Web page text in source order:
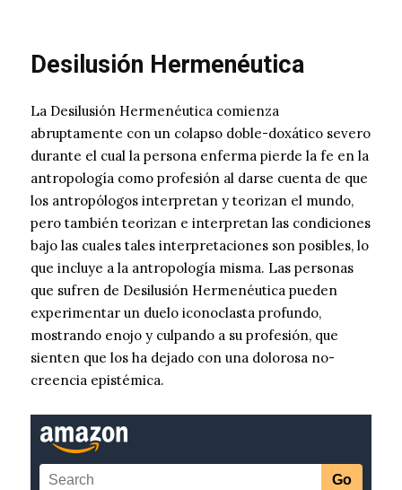
Desilusión Hermenéutica
La Desilusión Hermenéutica comienza
abruptamente con un colapso doble-doxático severo
durante el cual la persona enferma pierde la fe en la
antropología como profesión al darse cuenta de que
los antropólogos interpretan y teorizan el mundo,
pero también teorizan e interpretan las condiciones
bajo las cuales tales interpretaciones son posibles, lo
que incluye a la antropología misma. Las personas
que sufren de Desilusión Hermenéutica pueden
experimentar un duelo iconoclasta profundo,
mostrando enojo y culpando a su profesión, que
sienten que los ha dejado con una dolorosa no-
creencia epistémica.